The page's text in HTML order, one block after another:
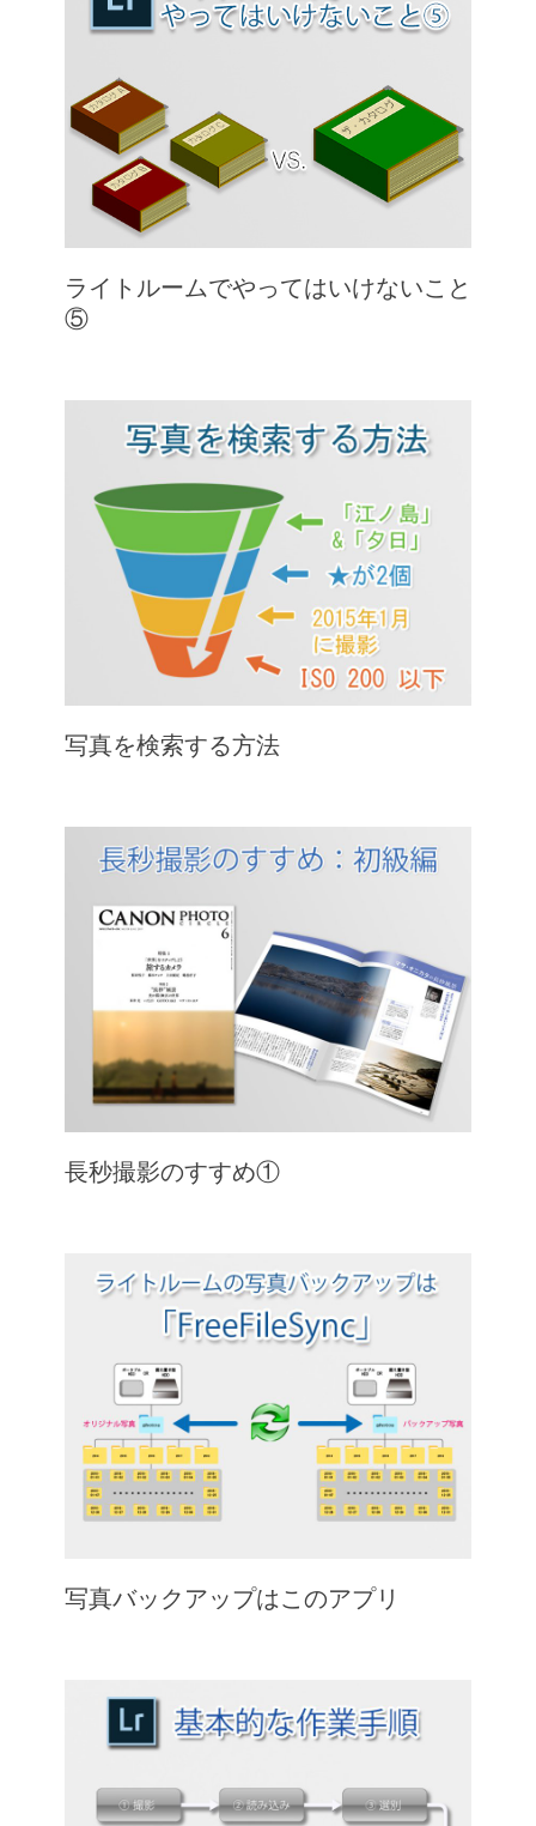
ライトルームでやってはいけないこと
⑤
写真を検索する方法
長秒撮影のすすめ①
写真バックアップはこのアプリ